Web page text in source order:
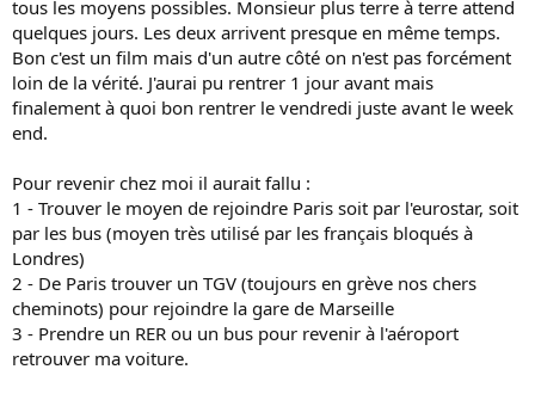
tous les moyens possibles. Monsieur plus terre à terre attend
quelques jours. Les deux arrivent presque en même temps.
Bon c'est un film mais d'un autre côté on n'est pas forcément
loin de la vérité. J'aurai pu rentrer 1 jour avant mais
finalement à quoi bon rentrer le vendredi juste avant le week
end.
Pour revenir chez moi il aurait fallu :
1 - Trouver le moyen de rejoindre Paris soit par l'eurostar, soit
par les bus (moyen très utilisé par les français bloqués à
Londres)
2 - De Paris trouver un TGV (toujours en grève nos chers
cheminots) pour rejoindre la gare de Marseille
3 - Prendre un RER ou un bus pour revenir à l'aéroport
retrouver ma voiture.